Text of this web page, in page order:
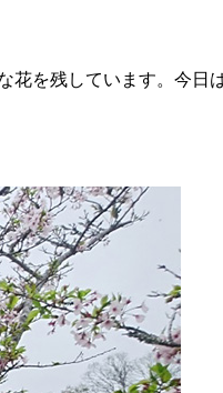
を残しています。今